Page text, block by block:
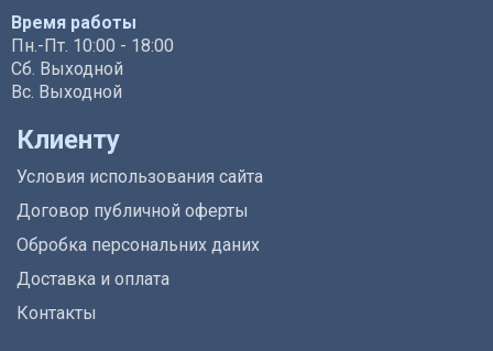
Время работы
Пн.-Пт. 10:00 - 18:00
Сб. Выходной
Вс. Выходной
Клиенту
Условия использования сайта
Договор публичной оферты
Обробка персональних даних
Доставка и оплата
Контакты